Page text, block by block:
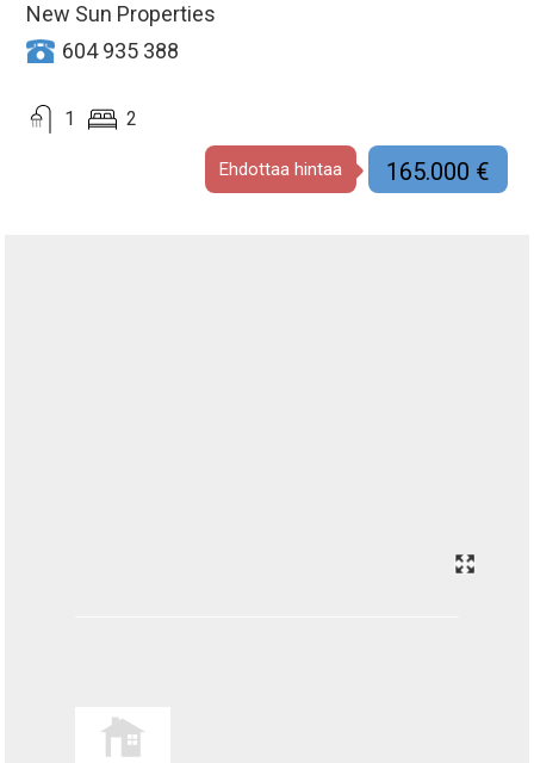
New Sun Properties
604 935 388
1 2
Ehdottaa hintaa 165.000 €